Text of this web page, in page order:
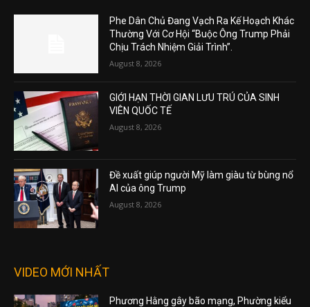
Phe Dân Chủ Đang Vạch Ra Kế Hoạch Khác
Thường Với Cơ Hội “Buộc Ông Trump Phải
Chịu Trách Nhiệm Giải Trình”.
August 8, 2026
GIỚI HẠN THỜI GIAN LƯU TRÚ CỦA SINH
VIÊN QUỐC TẾ
August 8, 2026
Đề xuất giúp người Mỹ làm giàu từ bùng nổ
AI của ông Trump
August 8, 2026
VIDEO MỚI NHẤT
Phương Hằng gây bão mạng, Phường kiểu